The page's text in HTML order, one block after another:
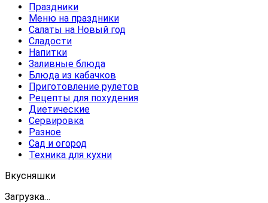
Праздники
Меню на праздники
Салаты на Новый год
Сладости
Напитки
Заливные блюда
Блюда из кабачков
Приготовление рулетов
Рецепты для похудения
Диетические
Сервировка
Разное
Сад и огород
Техника для кухни
Вкусняшки
Загрузка…